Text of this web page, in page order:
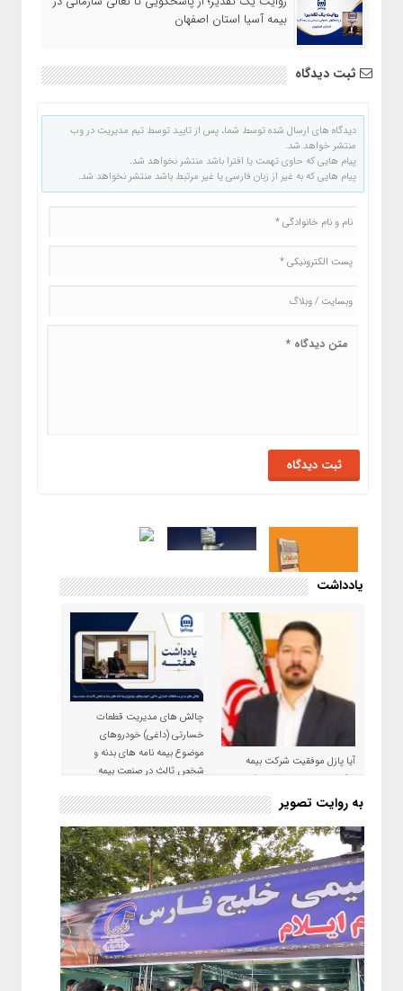
بیمه آسیا استان اصفهان
ثبت دیدگاه
دیدگاه های ارسال شده توسط شما، پس از تایید توسط تیم مدیریت در وب
منتشر خواهد شد.
پیام هایی که حاوی تهمت یا افترا باشد منتشر نخواهد شد.
پیام هایی که به غیر از زبان فارسی یا غیر مرتبط باشد منتشر نخواهد شد.
یادداشت
آیا پازل موفقیت شرکت بیمه
حکمت صبا در سال ۱۴۰۵ کامل می
شود؟!
چالش های مدیریت قطعات
خسارتی (داغی) خودروهای
موضوع بیمه نامه های بدنه و
شخص ثالث در صنعت بیمه
به روایت تصویر